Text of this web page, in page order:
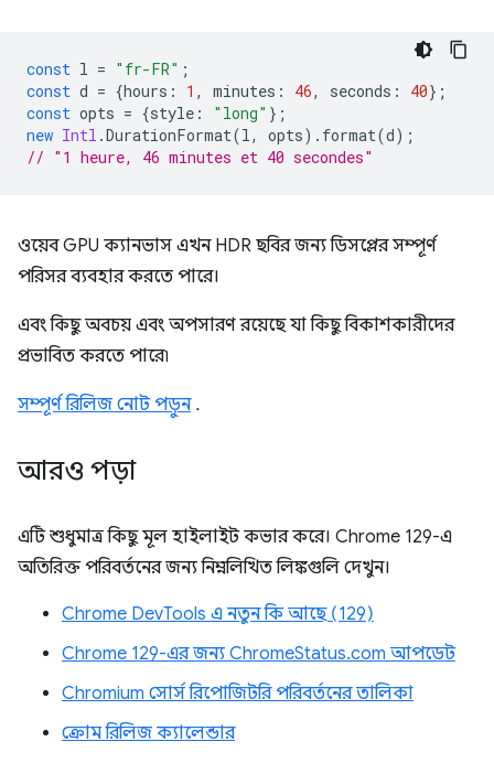
const l = "fr-FR" ;
const d = {hours : 1 , minutes : 46, seconds : 40};
const opts = {style : "long" };
new Intl .DurationFormat(l , opts). format(d);
// "1 heure, 46 minutes et 40 secondes"
ওয়েব GPU ক্যানভাস এখন HDR ছবির জন্য ডিসপ্লের সম্পূর্ণ
পরিসর ব্যবহার করতে পারে।
এবং কিছু অবচয় এবং অপসারণ রয়েছে যা কিছু বিকাশকারীদের
প্রভাবিত করতে পারে৷
সম্পূর্ণ রিলিজ নোট পড়ুন.
আরও পড়া
এটি শুধুমাত্র কিছু মূল হাইলাইট কভার করে। Chrome 129-এ
অতিরিক্ত পরিবর্তনের জন্য নিম্নলিখিত লিঙ্কগুলি দেখুন।
Chrome DevTools এ নতুন কি আছে (129)
Chrome 129-এর জন্য ChromeStatus.com আপডেট
Chromium সোর্স রিপোজিটরি পরিবর্তনের তালিকা
ক্রোম রিলিজ ক্যালেন্ডার